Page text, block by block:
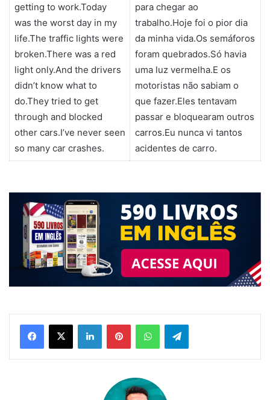
getting to work.Today
was the worst day in my
life.The traffic lights were
broken.There was a red
light only.And the drivers
didn’t know what to
do.They tried to get
through and blocked
other cars.I’ve never seen
so many car crashes.
para chegar ao
trabalho.Hoje foi o pior dia
da minha vida.Os semáforos
foram quebrados.Só havia
uma luz vermelha.E os
motoristas não sabiam o
que fazer.Eles tentavam
passar e bloquearam outros
carros.Eu nunca vi tantos
acidentes de carro.
LinkedinPinterestWhatsAppTelegram